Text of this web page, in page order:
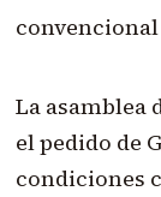
La asamblea
el pedido de
condiciones